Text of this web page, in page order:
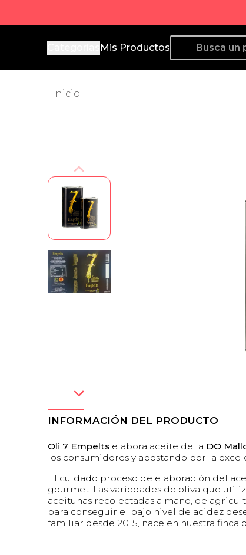
Producto de Aquí
Mis Productos
Inicio
INFORMACIÓN DEL PRODUCTO
Oli 7 Empeltselabora aceite de la DO
los consumidores y apostando por la
El cuidado proceso de elaboración del
gourmet. Las variedades de oliva que
aceitunas recolectadas a mano, de
para conseguir el bajo nivel de acidez
familiar desde 2015, nace en nuestra